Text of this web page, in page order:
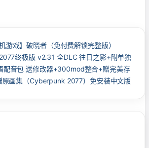
游戏】破晓者（免付费解锁完整版）
终极版 v2.31 全DLC 往日之影+附单独
配音包 送修改器+300mod整合+赠完美存
原画集（Cyberpunk 2077）免安装中文版